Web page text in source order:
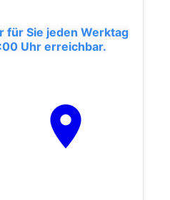
für Sie jeden Werktag
Uhr erreichbar.